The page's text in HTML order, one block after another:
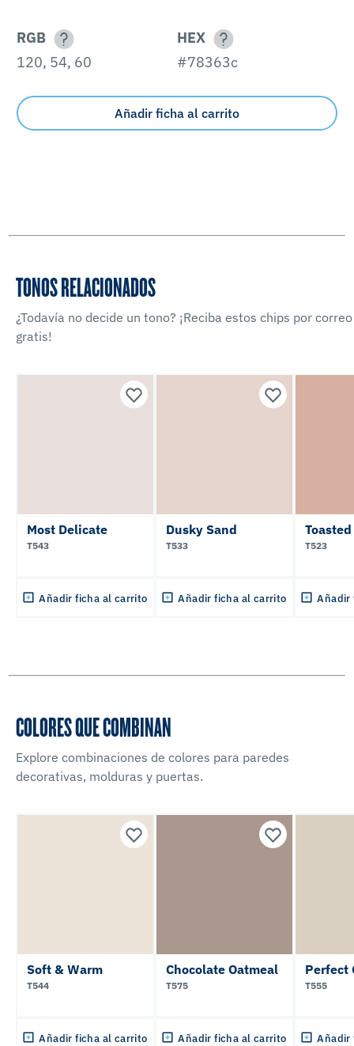
RGB
120, 54, 60
HEX
#78363c
Añadir ficha al carrito
TONOS RELACIONADOS
¿Todavía no decide un tono? ¡Reciba estos chips por correo
gratis!
Most Delicate
T543
Añadir ficha al carrito
Dusky Sand
T533
Añadir ficha al carrito
T523
Añadir
COLORES QUE COMBINAN
Explore combinaciones de colores para paredes
decorativas, molduras y puertas.
Soft & Warm
T544
Añadir ficha al carrito
Chocolate Oatmeal
T575
Añadir ficha al carrito
Perfect
T555
Añadir